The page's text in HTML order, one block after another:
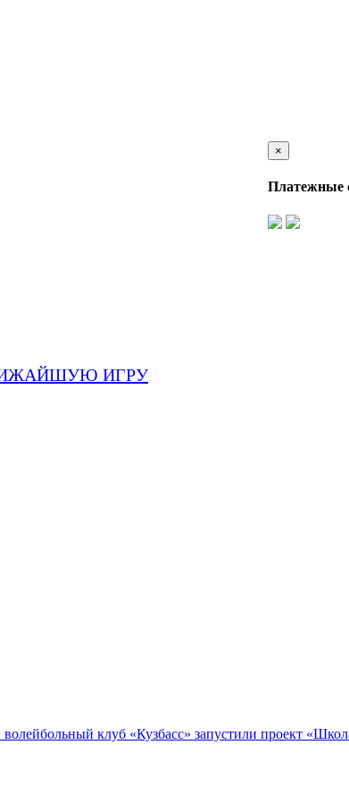
×
Платежные
ИГРУ
клуб «Кузбасс» запустили проект